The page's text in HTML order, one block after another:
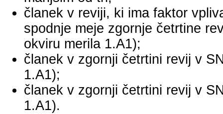
članek v reviji, ki ima faktor
spodnje meje zgornje četrtine
okviru merila 1.A1);
članek v zgornji četrtini revij v
1.A1);
članek v zgornji četrtini revij v
1.A1).